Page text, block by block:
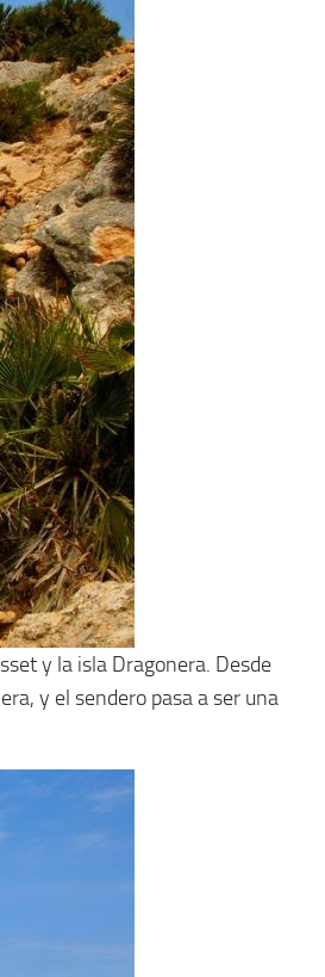
y la isla Dragonera. Desde
y el sendero pasa a ser una